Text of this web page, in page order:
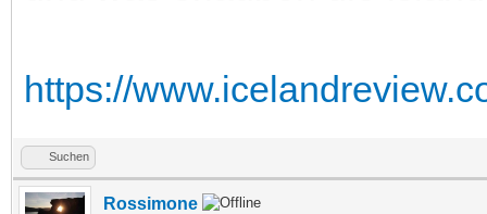
https://
Suchen
Rossimone